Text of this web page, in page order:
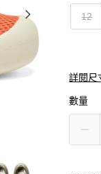
12
詳閱尺
數量